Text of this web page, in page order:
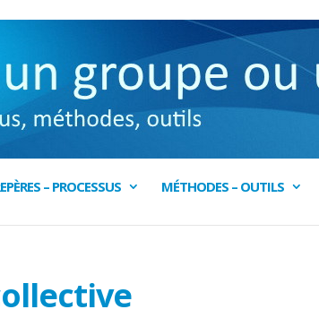
– PROCESSUS MÉTHODES – OUTILS